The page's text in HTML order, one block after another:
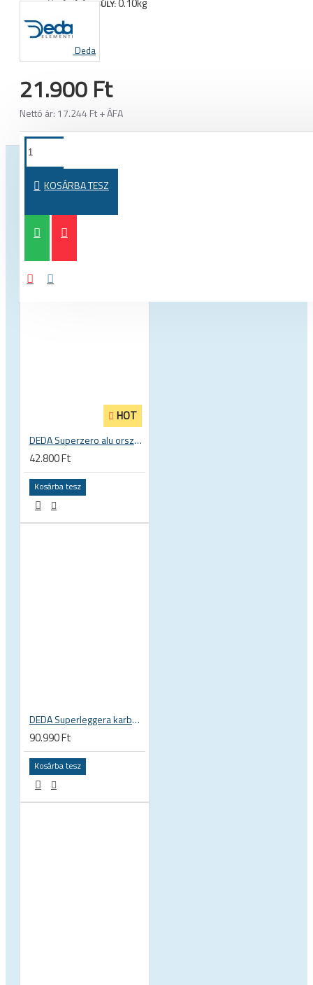
SZÁLLÍTÁSI SÚLY:
Deda
21.900 Ft
Nettó ár: 17.244 Ft + ÁFA
KOSÁRBA TESZ
TOVÁBBI TERMÉKEK EBBŐL A KATEGÓRIÁBÓL
HOT
DEDA Superzero alu országúti kerékpár kompakt hajlítású kormány
42.800 Ft
Kosárba tesz
DEDA Superleggera karbon országúti kormány
90.990 Ft
Kosárba tesz